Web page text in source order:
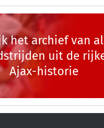
het archief van
uit de
Ajax-historie